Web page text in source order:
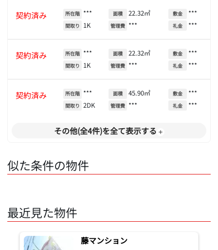
契約済み 所在階 ***
間取り 1K
面積 22.32㎡
管理費 ***
敷金 ***
礼金 ***
契約済み 所在階 ***
間取り 1K
面積 22.32㎡
管理費 ***
敷金 ***
礼金 ***
契約済み 所在階 ***
間取り 2DK
面積 45.90㎡
管理費 ***
敷金 ***
礼金 ***
その他(全4件)を全て表示する
似た条件の物件
最近見た物件
藤マンション